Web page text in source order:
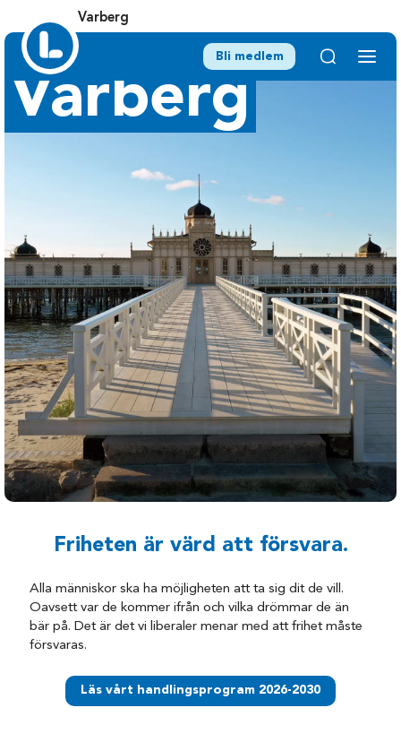
Varberg
Bli medlem
Varberg
Friheten är värd att försvara.
Alla människor ska ha möjligheten att ta sig dit de vill.
Oavsett var de kommer ifrån och vilka drömmar de än
bär på. Det är det vi liberaler menar med att frihet måste
försvaras.
Läs vårt handlingsprogram 2026-2030